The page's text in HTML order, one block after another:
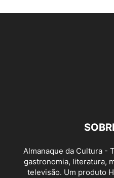
Almanaque da Cultura -
gastronomia, literatura,
televisão. Um produto